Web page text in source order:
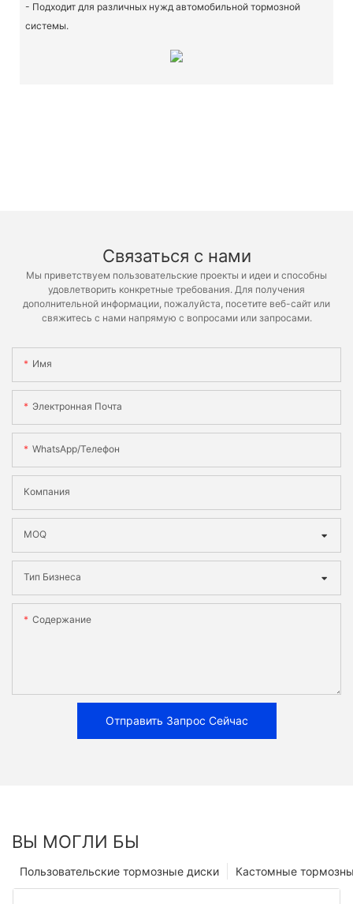
- Подходит для различных нужд автомобильной тормозной
системы.
Связаться с нами
Мы приветствуем пользовательские проекты и идеи и способны
удовлетворить конкретные требования. Для получения
дополнительной информации, пожалуйста, посетите веб-сайт или
свяжитесь с нами напрямую с вопросами или запросами.
Имя
Электронная Почта
WhatsApp/телефон
Компания
MOQ
Тип Бизнеса
Содержание
Отправить Запрос Сейчас
ВЫ МОГЛИ БЫ
Кастомные
Пользовательские тормозные диски